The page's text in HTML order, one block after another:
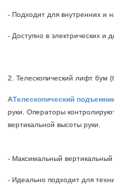
- Подходит для внутренних и
- Доступно в электрических и
2. Телескопический лифт бум
АТелескопический
руки. Операторы
вертикальной высоты руки.
- Максимальный
- Идеально подходит для